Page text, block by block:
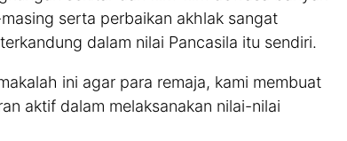
serta perbaikan akhlak sangat
dalam nilai Pancasila itu sendiri.
ini agar para remaja, kami membuat
aktif dalam melaksanakan nilai-nilai